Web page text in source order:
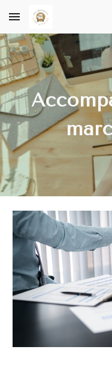
Skip to main content